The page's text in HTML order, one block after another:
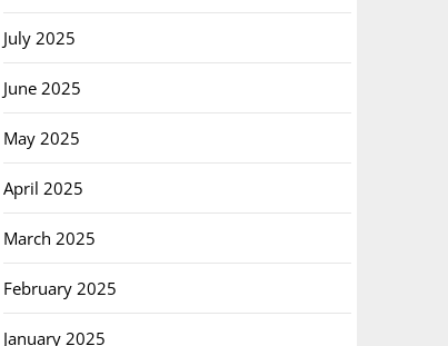
July 2025
June 2025
May 2025
April 2025
March 2025
February 2025
January 2025